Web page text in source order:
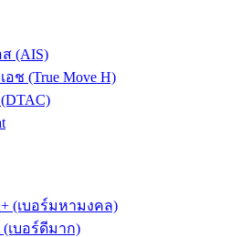
ส (AIS)
ช (True Move H)
(เบอร์มหามงคล)
(เบอร์ดีมาก)